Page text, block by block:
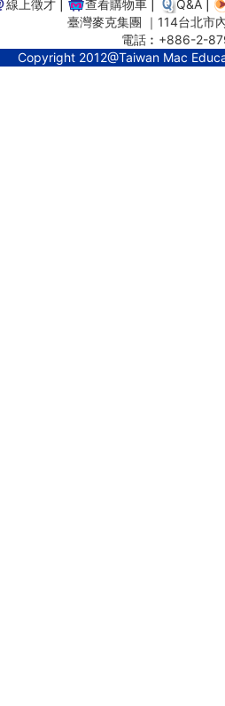
線上徵才 查看購物車 Q&A
臺灣麥克集團 ｜114台北
電話︰+886-2-
Copyright 2012@Taiwan Mac